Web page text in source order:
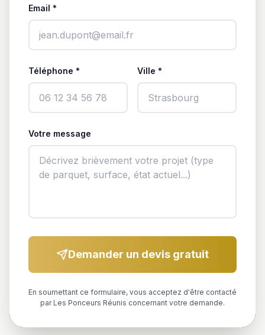
Email *
Téléphone * Ville *
Votre message
Demander un devis gratuit
En soumettant ce formulaire, vous acceptez d'être contacté
par Les Ponceurs Réunis concernant votre demande.